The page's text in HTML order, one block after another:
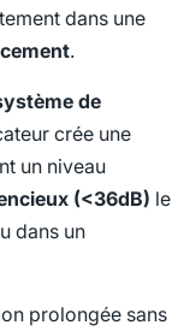
dans une
.
de
crée une
un niveau
(<36dB) le
dans un
prolongée sans